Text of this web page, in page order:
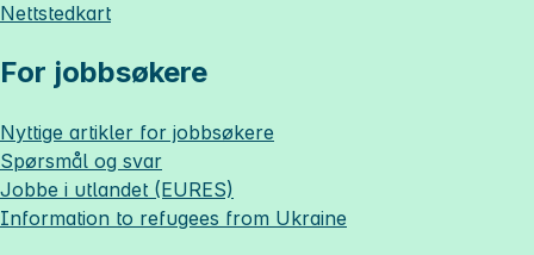
Nettstedkart
For jobbsøkere
Nyttige artikler for jobbsøkere
Spørsmål og svar
Jobbe i utlandet (EURES)
Information to refugees from Ukraine